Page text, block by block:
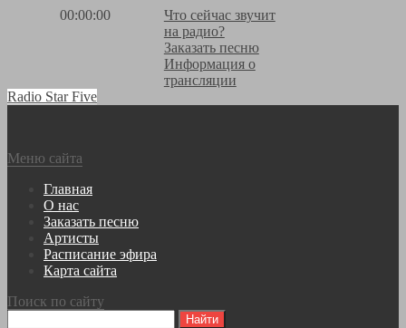
00:00:00
Что сейчас звучит
на радио?
Заказать песню
Информация о
трансляции
Radio Star Five
Меню сайта
Главная
О нас
Заказать песню
Артисты
Расписание эфира
Карта сайта
Поиск по сайту